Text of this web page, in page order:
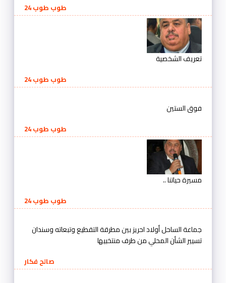
طوب طوب 24
تعريف الشخصية
طوب طوب 24
فوق الستين
طوب طوب 24
مسيرة حياتنا ..
طوب طوب 24
جماعة الساحل أولاد احريز بين مطرقة التقطيع وتبعاته وسندان
تسيير الشأن المحلي من طرف منتخبيها
صالح فكار